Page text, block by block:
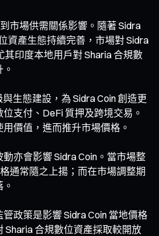
市場供需關係影響。隨著 Sidra
資產生態持續完善，市場對 Sidra
其印度本地用戶對 Sharia 合規數
生態建設，為 Sidra Coin 創造更
支付、DeFi 質押及跨境交易。
價值，進而推升市場價格。
亦會影響 Sidra Coin。當市場整
通常隨之上揚；而在市場調整期
政策是影響 Sidra Coin 當地價格
Sharia 合規數位資產採取較開放